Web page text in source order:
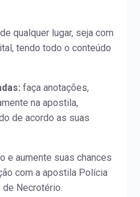
qualquer lugar, seja com
tendo todo o conteúdo
faça anotações,
na apostila,
de acordo as suas
e aumente suas chances
com a apostila Polícia
Necrotério.